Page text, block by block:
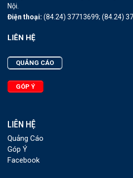
Nội.
Điện thoại: (84.24) 37713699; (84.24)
LIÊN HỆ
QUẢNG CÁO
GÓP Ý
LIÊN HỆ
Quảng Cáo
Góp Ý
Facebook